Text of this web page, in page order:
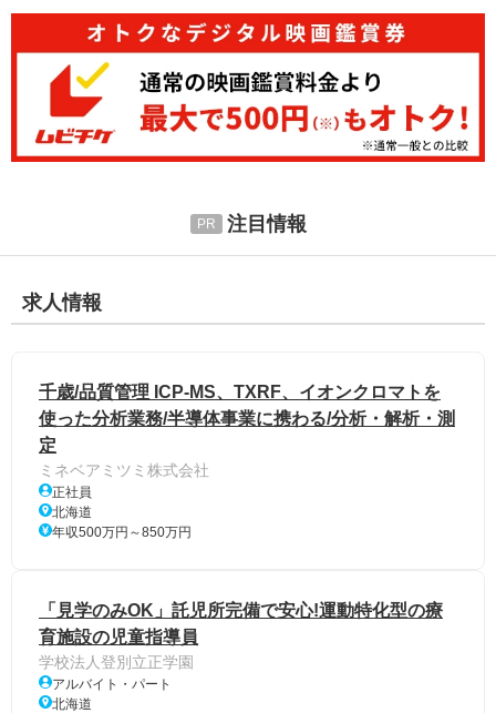
注目情報
求人情報
千歳/品質管理 ICP-MS、TXRF、イオンクロマトを
使った分析業務/半導体事業に携わる/分析・解析・測
定
ミネベアミツミ株式会社
正社員
北海道
年収500万円～850万円
「見学のみOK」託児所完備で安心!運動特化型の療
育施設の児童指導員
学校法人登別立正学園
アルバイト・パート
北海道